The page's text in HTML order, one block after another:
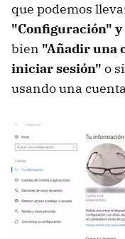
que podemos
"Configuración"
bien "Añadir una
iniciar sesión" o
usando una